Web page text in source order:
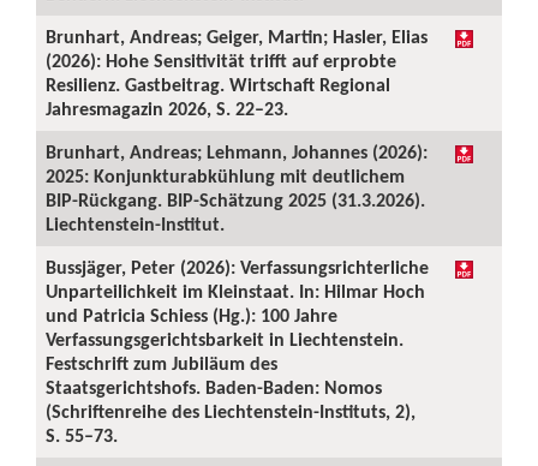
Brunhart, Andreas; Geiger, Martin; Hasler, Elias
(2026): Hohe Sensitivität trifft auf erprobte
Resilienz. Gastbeitrag. Wirtschaft Regional
Jahresmagazin 2026, S. 22–23.
Brunhart, Andreas; Lehmann, Johannes (2026):
2025: Konjunkturabkühlung mit deutlichem
BIP-Rückgang. BIP-Schätzung 2025 (31.3.2026).
Liechtenstein-Institut.
Bussjäger, Peter (2026): Verfassungsrichterliche
Unparteilichkeit im Kleinstaat. In: Hilmar Hoch
und Patricia Schiess (Hg.): 100 Jahre
Verfassungsgerichtsbarkeit in Liechtenstein.
Festschrift zum Jubiläum des
Staatsgerichtshofs. Baden-Baden: Nomos
(Schriftenreihe des Liechtenstein-Instituts, 2),
S. 55–73.